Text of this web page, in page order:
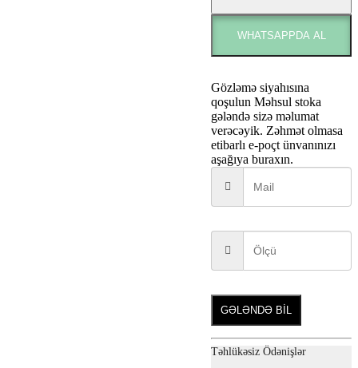
WHATSAPPDA AL
Gözləmə siyahısına
qoşulun Məhsul stoka
gələndə sizə məlumat
verəcəyik. Zəhmət olmasa
etibarlı e-poçt ünvanınızı
aşağıya buraxın.
GƏLƏNDƏ BİL
Təhlükəsiz Ödənişlər